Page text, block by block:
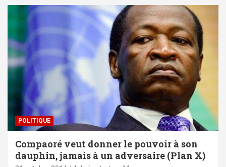
POLITIQUE
Compaoré veut donner le pouvoir à son
dauphin, jamais à un adversaire (Plan X)